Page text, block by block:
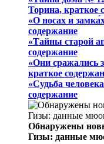
Торина, краткое
«О носах и
содержание
«Тайны старой
содержание
«Они сражались
краткое
«Судьба
содержание
Обнаружены
Гизы: данные